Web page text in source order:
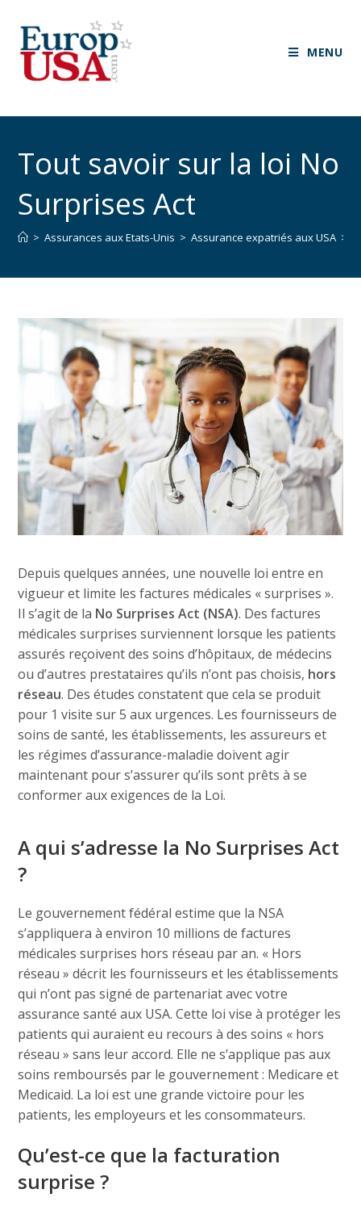
MENU
Tout savoir sur la loi No
Surprises Act
> Assurances aux Etats-Unis > Assurance expatriés aux USA >
Depuis quelques années, une nouvelle loi entre en
vigueur et limite les factures médicales « surprises ».
Il s’agit de la No Surprises Act (NSA). Des factures
médicales surprises surviennent lorsque les patients
assurés reçoivent des soins d’hôpitaux, de médecins
ou d’autres prestataires qu’ils n’ont pas choisis, hors
réseau. Des études constatent que cela se produit
pour 1 visite sur 5 aux urgences. Les fournisseurs de
soins de santé, les établissements, les assureurs et
les régimes d’assurance-maladie doivent agir
maintenant pour s’assurer qu’ils sont prêts à se
conformer aux exigences de la Loi.
A qui s’adresse la No Surprises Act
?
Le gouvernement fédéral estime que la NSA
s’appliquera à environ 10 millions de factures
médicales surprises hors réseau par an. « Hors
réseau » décrit les fournisseurs et les établissements
qui n’ont pas signé de partenariat avec votre
assurance santé aux USA. Cette loi vise à protéger les
patients qui auraient eu recours à des soins « hors
réseau » sans leur accord. Elle ne s’applique pas aux
soins remboursés par le gouvernement : Medicare et
Medicaid. La loi est une grande victoire pour les
patients, les employeurs et les consommateurs.
Qu’est-ce que la facturation
surprise ?